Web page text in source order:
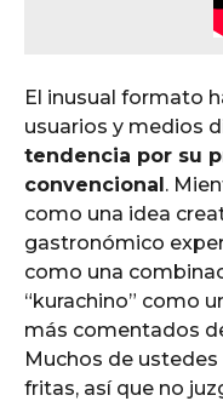
El inusual formato
usuarios y medios
tendencia por su
convencional .
como una idea
gastronómico
como una
“kurachino” como
más comentados
Muchos de
fritas, así que no